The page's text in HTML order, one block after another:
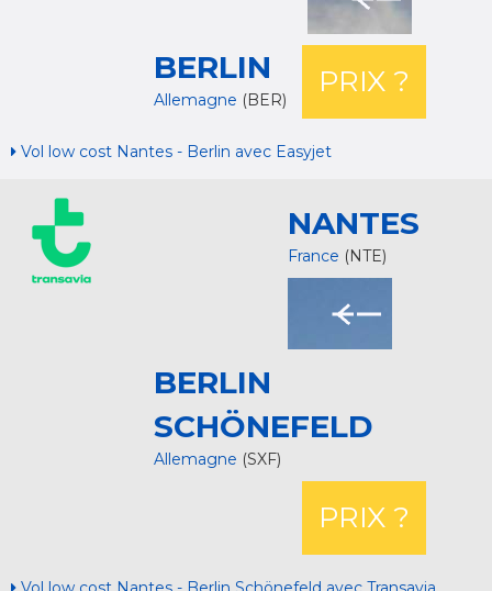
BERLIN
Allemagne (BER)
PRIX ?
Vol low cost Nantes - Berlin avec Easyjet
NANTES
France (NTE)
BERLIN
SCHÖNEFELD
Allemagne (SXF)
PRIX ?